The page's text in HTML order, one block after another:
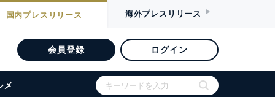
国内プレスリリース 海外プレスリリース
会員登録 ログイン
メ